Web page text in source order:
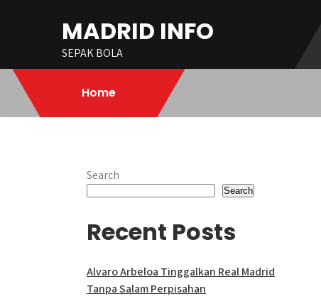
MADRID INFO
SEPAK BOLA
Home
Search
Search
Recent Posts
Alvaro Arbeloa Tinggalkan Real Madrid
Tanpa Salam Perpisahan